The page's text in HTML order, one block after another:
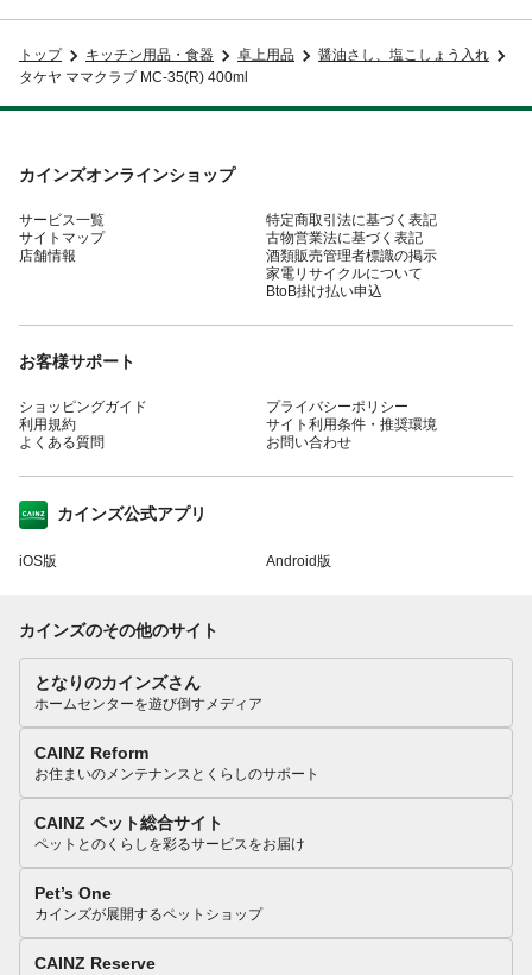
トップ キッチン用品・食器 卓上用品
醤油さし、塩こしょう入れ
タケヤ ママクラブ MC-35(R) 400ml
カインズオンラインショップ
サービス一覧
サイトマップ
店舗情報
特定商取引法に基づく表記
古物営業法に基づく表記
酒類販売管理者標識の掲示
家電リサイクルについて
BtoB掛け払い申込
お客様サポート
ショッピングガイド
利用規約
よくある質問
プライバシーポリシー
サイト利用条件・推奨環境
お問い合わせ
カインズ公式アプリ
iOS版 Android版
カインズのその他のサイト
となりのカインズさん
ホームセンターを遊び倒すメディア
CAINZ Reform
お住まいのメンテナンスとくらしのサポート
CAINZ ペット総合サイト
ペットとのくらしを彩るサービスをお届け
Pet’s One
カインズが展開するペットショップ
CAINZ Reserve